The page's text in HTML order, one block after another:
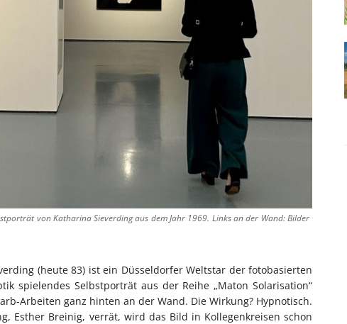
von Katharina Sieverding aus dem Jahr 1969. Links an der Wand: Bilder
(heute 83) ist ein Düsseldorfer Weltstar der fotobasierten
spielendes Selbstporträt aus der Reihe „Maton Solarisation“
Arbeiten ganz hinten an der Wand. Die Wirkung? Hypnotisch.
Esther Breinig, verrät, wird das Bild in Kollegenkreisen schon